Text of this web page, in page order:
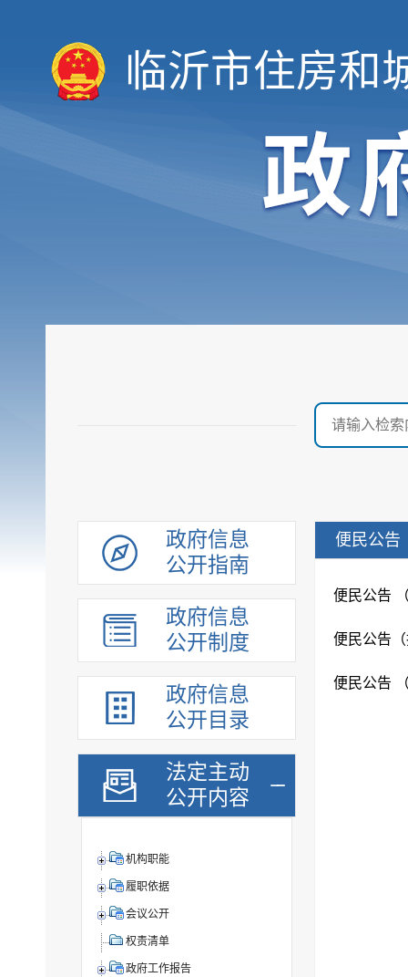
临沂市住房和
政府信息
公开指南
政府信息
公开制度
政府信息
公开目录
法定主动
公开内容
机构职能
履职依据
会议公开
权责清单
政府工作报告
便民公告
便民公告
便民公告
便民公告